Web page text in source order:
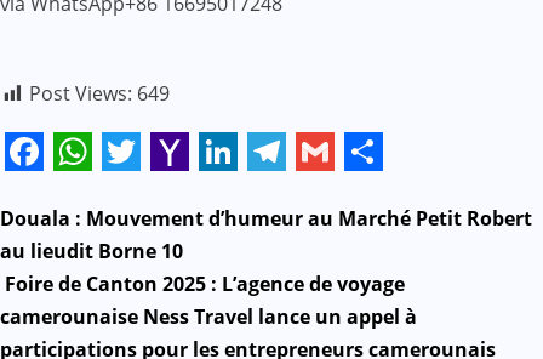
Post Views: 649
Facebook
WhatsApp
Twitter
Yahoo
Mail
LinkedIn
Telegram
GmailShare
N
a
v
Douala : Mouvement d’humeur au Marché Petit Robert
au lieudit Borne 10
Foire de Canton 2025 : L’agence de voyage
camerounaise Ness Travel lance un appel à
participations pour les entrepreneurs camerounais